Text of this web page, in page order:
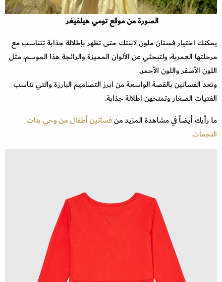
الصورة من موقع تومي هيلفيغر
يمكنك اختيار فستان ملون لابنتك حتى تظهر بإطلالة جذابة تتناسب مع
مرحلتها العمرية، ولتبحثي عن الألوان المميزة والرائجة هذا الموسم، مثل
اللون الأصفر واللون الأحمر.
وتعد الفساتين بالقصة الواسعة من ابرز التصاميم البارزة والتي تناسب
الفتيات الصغار وتمنحهن اطلالة جذابة.
ما رأيك أيضاً في مشاهدة المزيد منفساتين أطفال من وحي بنات
النجمات